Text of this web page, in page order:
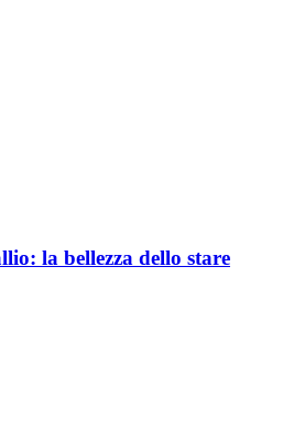
la bellezza dello stare